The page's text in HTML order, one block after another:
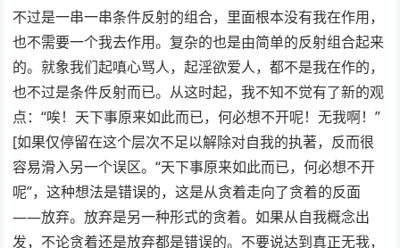
不过是一串一串条件反射的组合，里面根本没有我在作用，
也不需要一个我去作用。复杂的也是由简单的反射组合起来
的。就象我们起嗔心骂人，起淫欲爱人，都不是我在作的，
也不过是条件反射而已。从这时起，我不知不觉有了新的观
点：“唉！天下事原来如此而已，何必想不开呢！无我啊！”
[如果仅停留在这个层次不足以解除对自我的执著，反而很
容易滑入另一个误区。“天下事原来如此而已，何必想不开
呢”，这种想法是错误的，这是从贪着走向了贪着的反面
——放弃。放弃是另一种形式的贪着。如果从自我概念出
发，不论贪着还是放弃都是错误的。不要说达到真正无我，